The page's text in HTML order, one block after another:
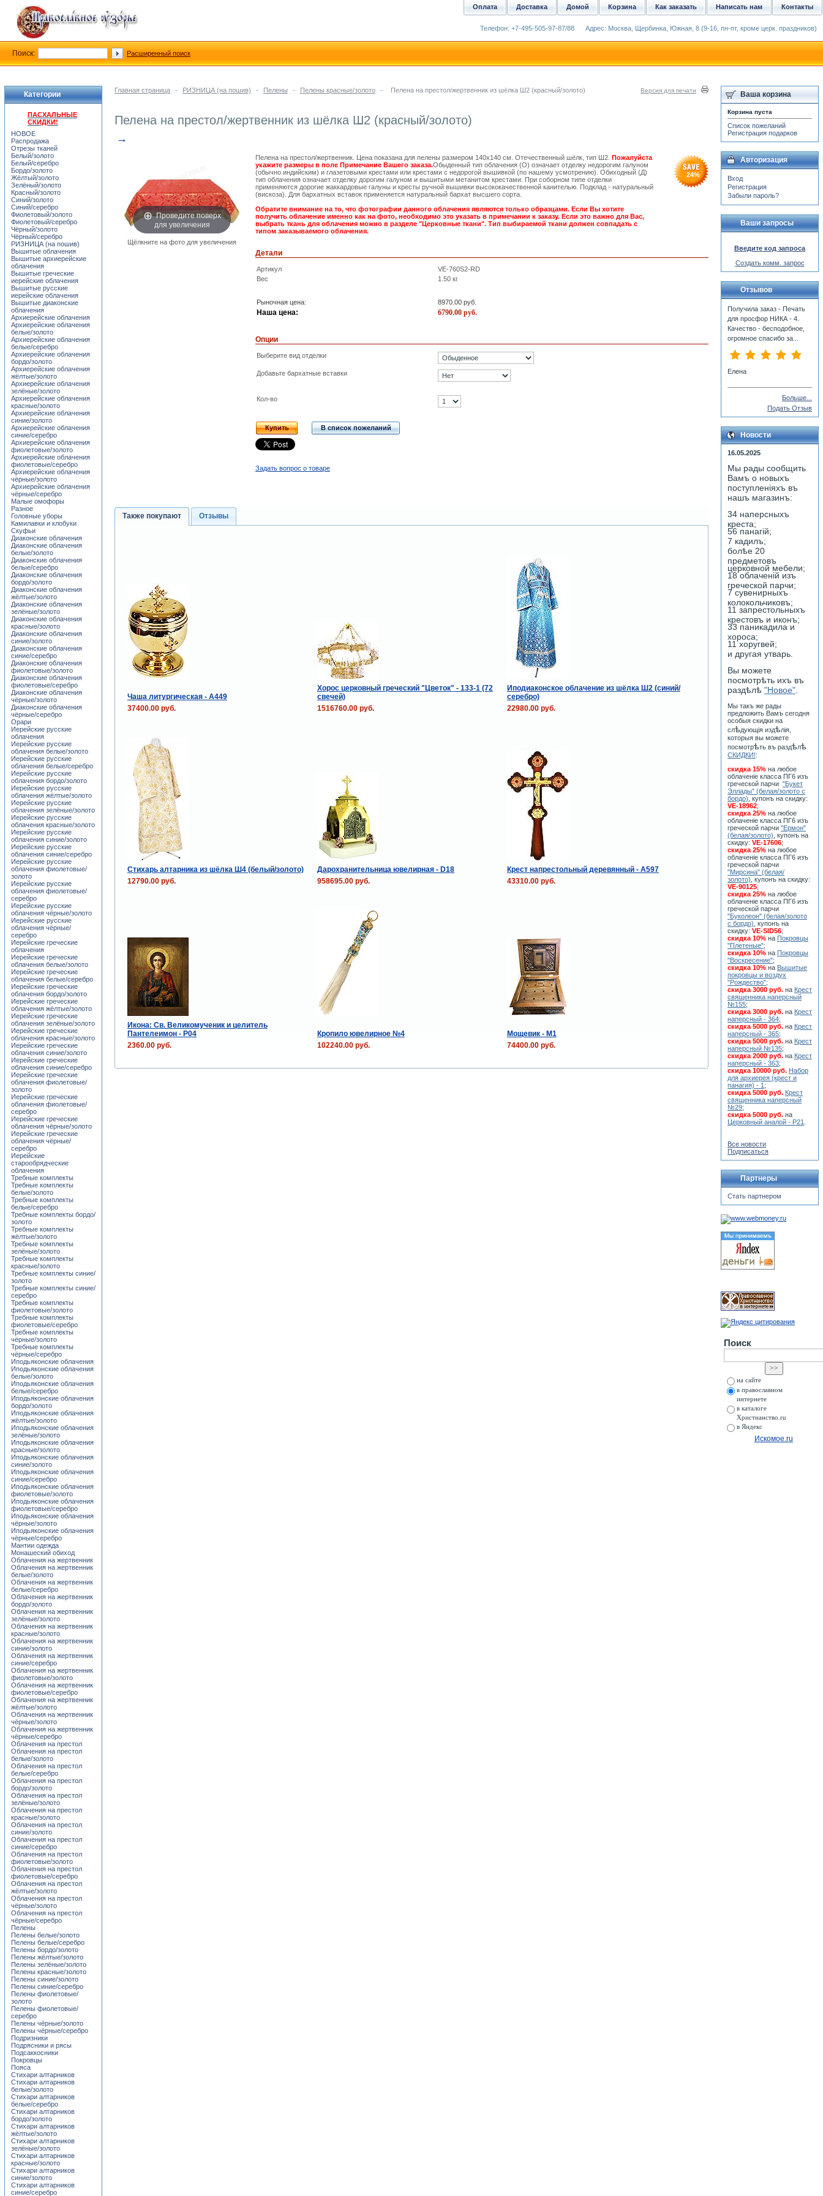
Главная страница - РИЗНИЦА (на пошив) - Пелены - Пелены красные/золото - Пелена на престол/жертвенник из шёлка Ш2 (красный/золото) Версия для печати
Пелена на престол/жертвенник из шёлка Ш2 (красный/золото)
→
Проведите поверх
для увеличения
Щёлкните на фото для увеличения
Пелена на престол/жертвенник. Цена показана для пелены размером 140х140 см. Отечественный шёлк, тип Ш2. Пожалуйста
укажите размеры в поле Примечание Вашего заказа.Обыденный тип облачения (О) означает отделку недорогим галуном
(обычно индийским) и глазетовыми крестами или крестами с недорогой вышивкой (по нашему усмотрению). Обиходный (Д)
тип облачения означает отделку дорогим галуном и вышитыми метанитом крестами. При соборном типе отделки
применяются дорогие жаккардовые галуны и кресты ручной вышивки высококачественной канителью. Подклад - натуральный
(вискоза). Для бархатных вставок применяется натуральный бархат высшего сорта.
Обратите внимание на то, что фотографии данного облачения являются только образцами. Если Вы хотите
получить облачение именно как на фото, необходимо это указать в примечании к заказу. Если это важно для Вас,
выбрать ткань для облачения можно в разделе "Церковные ткани". Тип выбираемой ткани должен совпадать с
типом заказываемого облачения.
24%
Детали
Артикул
VE-760S2-RD
Вес
1.50 кг
Рыночная цена: 8970.00 руб.
Наша цена: 6790.00 руб.
Опции
Выберите вид отделки
Добавьте бархатные вставки
Кол-во
Купить В список пожеланий
Задать вопрос о товаре
Также покупают Отзывы
Чаша литургическая - A449
Хорос церковный греческий "Цветок" - 133-1 (72
свечей)
Иподиаконское облачение из шёлка Ш2 (синий/
серебро)
37400.00 руб.
1516760.00 руб. 22980.00 руб.
Стихарь алтарника из шёлка Ш4 (белый/золото) Дарохранительница ювелирная - D18
Крест напрестольный деревянный - А597
12790.00 руб.
958695.00 руб. 43310.00 руб.
Икона: Св. Великомученик и целитель
Пантелеимон - P04
Кропило ювелирное №4
Мощевик - M1
2360.00 руб.
102240.00 руб. 74400.00 руб.
Категории
ПАСХАЛЬНЫЕ
СКИДКИ!
НОВОЕ
Распродажа
Отрезы тканей
Белый/золото
Белый/серебро
Бордо/золото
Жёлтый/золото
Зелёный/золото
Красный/золото
Синий/золото
Синий/серебро
Фиолетовый/золото
Фиолетовый/серебро
Чёрный/золото
Чёрный/серебро
РИЗНИЦА (на пошив)
Вышитые облачения
Вышитые архиерейские
облачения
Вышитые греческие
иерейские облачения
Вышитые русские
иерейские облачения
Вышитые диаконские
облачения
Архиерейские облачения
Архиерейские облачения
белые/золото
Архиерейские облачения
белые/серебро
Архиерейские облачения
бордо/золото
Архиерейские облачения
жёлтые/золото
Архиерейские облачения
зелёные/золото
Архиерейские облачения
красные/золото
Архиерейские облачения
синие/золото
Архиерейские облачения
синие/серебро
Архиерейские облачения
фиолетовые/золото
Архиерейские облачения
фиолетовые/серебро
Архиерейские облачения
чёрные/золото
Архиерейские облачения
чёрные/серебро
Малые омофоры
Разное
Головные уборы
Камилавки и клобуки
Скуфьи
Диаконские облачения
Диаконские облачения
белые/золото
Диаконские облачения
белые/серебро
Диаконские облачения
бордо/золото
Диаконские облачения
жёлтые/золото
Диаконские облачения
зелёные/золото
Диаконские облачения
красные/золото
Диаконские облачения
синие/золото
Диаконские облачения
синие/серебро
Диаконские облачения
фиолетовые/золото
Диаконские облачения
фиолетовые/серебро
Диаконские облачения
чёрные/золото
Диаконские облачения
чёрные/серебро
Орари
Иерейские русские
облачения
Иерейские русские
облачения белые/золото
Иерейские русские
облачения белые/серебро
Иерейские русские
облачения бордо/золото
Иерейские русские
облачения жёлтые/золото
Иерейские русские
облачения зелёные/золото
Иерейские русские
облачения красные/золото
Иерейские русские
облачения синие/золото
Иерейские русские
облачения синие/серебро
Иерейские русские
облачения фиолетовые/
золото
Иерейские русские
облачения фиолетовые/
серебро
Иерейские русские
облачения чёрные/золото
Иерейские русские
облачения чёрные/
серебро
Иерейские греческие
облачения
Иерейские греческие
облачения белые/золото
Иерейские греческие
облачения белые/серебро
Иерейские греческие
облачения бордо/золото
Иерейские греческие
облачения жёлтые/золото
Иерейские греческие
облачения зелёные/золото
Иерейские греческие
облачения красные/золото
Иерейские греческие
облачения синие/золото
Иерейские греческие
облачения синие/серебро
Иерейские греческие
облачения фиолетовые/
золото
Иерейские греческие
облачения фиолетовые/
серебро
Иерейские греческие
облачения чёрные/золото
Иерейские греческие
облачения чёрные/
серебро
Иерейские
старообрядческие
облачения
Требные комплекты
Требные комплекты
белые/золото
Требные комплекты
белые/серебро
Требные комплекты бордо/
золото
Требные комплекты
жёлтые/золото
Требные комплекты
зелёные/золото
Требные комплекты
красные/золото
Требные комплекты синие/
золото
Требные комплекты синие/
серебро
Требные комплекты
фиолетовые/золото
Требные комплекты
фиолетовые/серебро
Требные комплекты
чёрные/золото
Требные комплекты
чёрные/серебро
Иподьяконские облачения
Иподьяконские облачения
белые/золото
Иподьяконские облачения
белые/серебро
Иподьяконские облачения
бордо/золото
Иподьяконские облачения
жёлтые/золото
Иподьяконские облачения
зелёные/золото
Иподьяконские облачения
красные/золото
Иподьяконские облачения
синие/золото
Иподьяконские облачения
синие/серебро
Иподьяконские облачения
фиолетовые/золото
Иподьяконские облачения
фиолетовые/серебро
Иподьяконские облачения
чёрные/золото
Иподьяконские облачения
чёрные/серебро
Мантии одежда
Монашеский обиход
Облачения на жертвенник
Облачения на жертвенник
белые/золото
Облачения на жертвенник
белые/серебро
Облачения на жертвенник
бордо/золото
Облачения на жертвенник
зелёные/золото
Облачения на жертвенник
красные/золото
Облачения на жертвенник
синие/золото
Облачения на жертвенник
синие/серебро
Облачения на жертвенник
фиолетовые/золото
Облачения на жертвенник
фиолетовые/серебро
Облачения на жертвенник
жёлтые/золото
Облачения на жертвенник
чёрные/золото
Облачения на жертвенник
чёрные/серебро
Облачения на престол
Облачения на престол
белые/золото
Облачения на престол
белые/серебро
Облачения на престол
бордо/золото
Облачения на престол
зелёные/золото
Облачения на престол
красные/золото
Облачения на престол
синие/золото
Облачения на престол
синие/серебро
Облачения на престол
фиолетовые/золото
Облачения на престол
фиолетовые/серебро
Облачения на престол
жёлтые/золото
Облачения на престол
чёрные/золото
Облачения на престол
чёрные/серебро
Пелены
Пелены белые/золото
Пелены белые/серебро
Пелены бордо/золото
Пелены жёлтые/золото
Пелены зелёные/золото
Пелены красные/золото
Пелены синие/золото
Пелены синие/серебро
Пелены фиолетовые/
золото
Пелены фиолетовые/
серебро
Пелены чёрные/золото
Пелены чёрные/серебро
Подризники
Подрясники и рясы
Подсаккосники
Покровцы
Пояса
Стихари алтарников
Стихари алтарников
белые/золото
Стихари алтарников
белые/серебро
Стихари алтарников
бордо/золото
Стихари алтарников
жёлтые/золото
Стихари алтарников
зелёные/золото
Стихари алтарников
красные/золото
Стихари алтарников
синие/золото
Стихари алтарников
синие/серебро
Ваша корзина
Корзина пуста
Список пожеланий
Регистрация подарков
Авторизация
Вход
Регистрация
Забыли пароль?
Ваши запросы
Введите код запроса
Создать комм. запрос
Отзывов
Получила заказ - Печать
для просфор НИКА - 4.
Качество - бесподобное,
огромное спасибо за...
Елена
Больше...
Подать Отзыв
Новости
16.05.2025
Мы рады сообщить
Вамъ о новыхъ
поступленiяхъ въ
нашъ магазинъ:
34 наперсныхъ
креста;
56 панагiй;
7 кадилъ;
болѣе 20
предметовъ
церковной мебели;
18 облаченiй изъ
греческой парчи;
7 сувенирныхъ
колокольчиковъ;
11 запрестольныхъ
крестовъ и иконъ;
33 паникадила и
хороса;
11 хоругвей;
и другая утварь.
Вы можете
посмотрѣть ихъ въ
раздѣлѣ "Новое"
Мы такъ же рады
предложить Вамъ сегодня
особыя скидки на
слѣдующiя издѣлiя,
которыя вы можете
посмотрѣть въ раздѣлѣ
СКИДКИ!:
скидка 15% на любое
облаченiе класса ПГ6 изъ
греческой парчи "Букет
Эллады" (белая/золото с
бордо) , купонъ на скидку:
VE-18962;
скидка 25% на любое
облаченiе класса ПГ6 изъ
греческой парчи "Ермон"
(белая/золото) , купонъ на
скидку: VE-17606;
скидка 25% на любое
облаченiе класса ПГ6 изъ
греческой парчи
"Мирсина" (белая/
золото) , купонъ на скидку:
VE-90125;
скидка 25% на любое
облаченiе класса ПГ6 изъ
греческой парчи
"Буколеон" (белая/золото
с бордо) , купонъ на
скидку: VE-SID56;
скидка 10% на Покровцы
"Плетеные";
скидка 10% на Покровцы
"Воскресение";
скидка 10% на Вышитые
покровцы и воздух
"Рождество";
скидка 3000 руб. на Крест
священника наперсный
№155;
скидка 3000 руб. на Крест
наперсный - 364;
скидка 5000 руб. на Крест
наперсный - 365;
скидка 5000 руб. на Крест
наперсный №135;
скидка 2000 руб. на Крест
наперсный - 363;
скидка 10000 руб. Набор
для архиерея (крест и
панагия) - 1 ;
скидка 5000 руб. Крест
священника наперсный
№29;
скидка 5000 руб. на
Церковный аналой - Р21
Все новости
Подписаться
Партнеры
Стать партнером
Поиск
на сайте
в православном
интернете
в каталоге
Христианство.ru
в Яндекс
Искомое.ru
Контакты
Написать нам
Как заказать
Корзина
Домой
Доставка
Оплата
Телефон: +7-495-505-97-87/88 Адрес: Москва, Щербинка, Южная, 8 (9-16, пн-пт, кроме церк. праздников)
Поиск: Расширенный поиск